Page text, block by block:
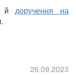
йдоручення на
26.09.2023